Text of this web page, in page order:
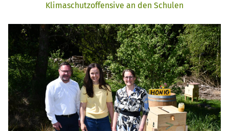
Klimaschutzoffensive an den Schulen